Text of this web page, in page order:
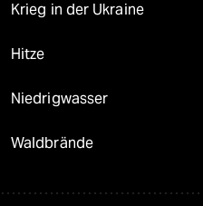
Krieg in der Ukraine
Hitze
Niedrigwasser
Waldbrände